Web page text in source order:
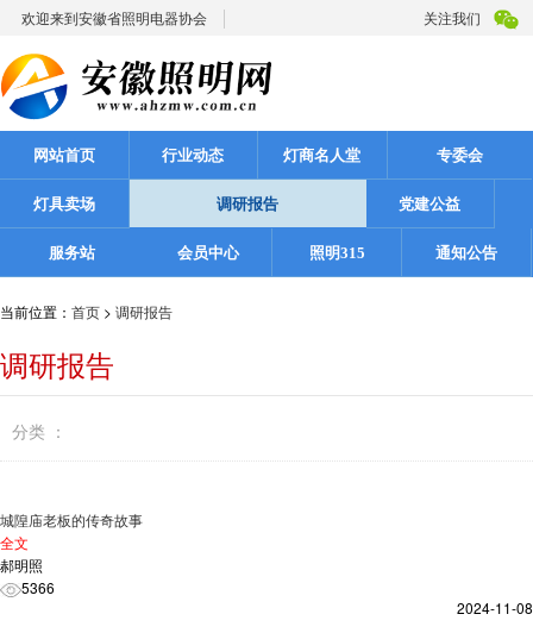
欢迎来到安徽省照明电器协会 关注我们
网站首页 行业动态 灯商名人堂 专委会
灯具卖场 调研报告 党建公益
服务站 会员中心 照明315 通知公告
当前位置： 首页 > 调研报告
调研报告
分类 ：
城隍庙老板的传奇故事
全文
郝明照
5366
2024-11-08